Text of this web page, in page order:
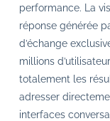
performance. La
réponse générée
d’échange
millions
totalement les
adresser
interfaces